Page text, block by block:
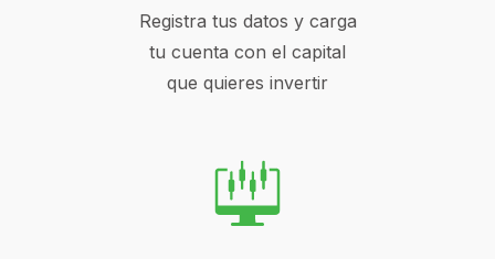
Registra tus datos y carga
tu cuenta con el capital
que quieres invertir